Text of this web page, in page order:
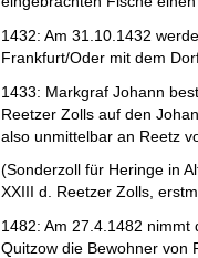
1432: Am 31.10.1432
Frankfurt/Oder mit dem
1433: Markgraf Johann
Reetzer Zolls auf den
also unmittelbar an Reetz
(Sonderzoll für Heringe in
XXIII d. Reetzer Zolls,
1482: Am 27.4.1482 nimmt
Quitzow die Bewohner von